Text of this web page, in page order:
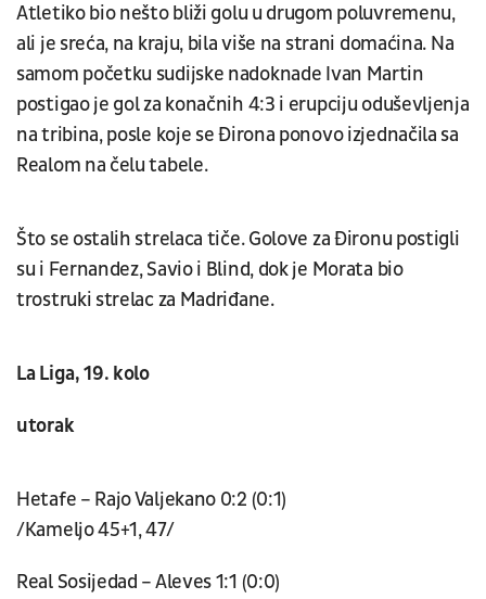
Atletiko bio nešto bliži golu u drugom poluvremenu,
ali je sreća, na kraju, bila više na strani domaćina. Na
samom početku sudijske nadoknade Ivan Martin
postigao je gol za konačnih 4:3 i erupciju oduševljenja
na tribina, posle koje se Đirona ponovo izjednačila sa
Realom na čelu tabele.
Što se ostalih strelaca tiče. Golove za Đironu postigli
su i Fernandez, Savio i Blind, dok je Morata bio
trostruki strelac za Madriđane.
La Liga, 19. kolo
utorak
Hetafe – Rajo Valjekano 0:2 (0:1)
/Kameljo 45+1, 47/
Real Sosijedad – Aleves 1:1 (0:0)